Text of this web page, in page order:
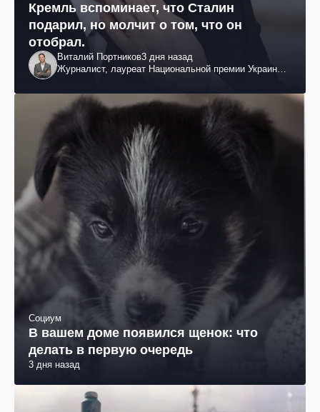
Кремль вспоминает, что Сталин
подарил, но молчит о том, что он
отобрал.
Виталий Портников3 дня назад
Журналист, лауреат Национальной премии Украины
Социум
В вашем доме появился щенок: что
делать в первую очередь
3 дня назад